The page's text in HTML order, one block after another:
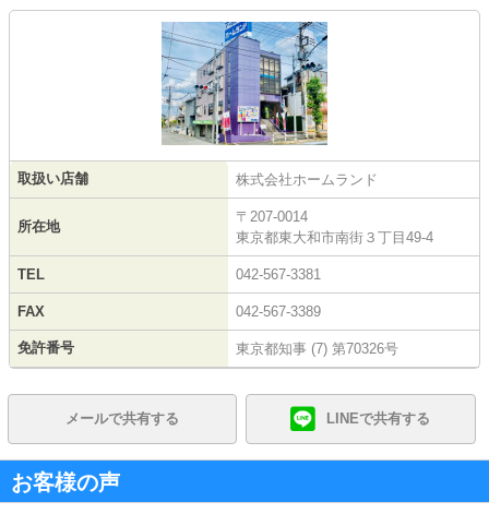
取扱い店舗 株式会社ホームランド
所在地
〒207-0014
東京都東大和市南街３丁目49-4
TEL 042-567-3381
FAX 042-567-3389
免許番号 東京都知事 (7) 第70326号
メールで共有する LINEで共有する
お客様の声